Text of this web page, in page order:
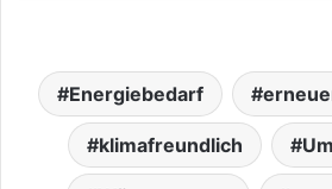
Energiebedarf
klimafreundlich